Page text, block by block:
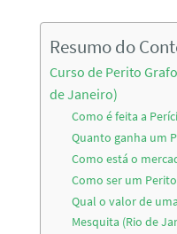
Resumo do
Curso de Perito
de Janeiro)
Como é feita a
Quanto ganha um
Como está o
Como ser um
Qual o valor de
Mesquita (Rio de